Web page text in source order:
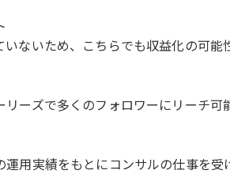
ないため、こちらでも収益化の可能
リーズで多くのフォロワーにリーチ
運用実績をもとにコンサルの仕事を受